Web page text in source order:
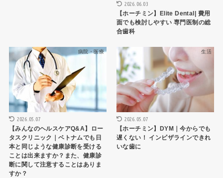
2026.06.03
【ホーチミン】Elite Dental| 費用
面でも検討しやすい 専門医制の総
合歯科
病院・医療
2026.05.07
【みんなのヘルスケアQ&A】ロー
タスクリニック｜ベトナムでも日
本と同じような健康診断を受ける
ことは出来ますか？また、健康診
断に関して注意することはありま
すか？
生活
2026.05.07
【ホーチミン】DYM｜今からでも
遅くない！ インビザラインできれ
いな歯に